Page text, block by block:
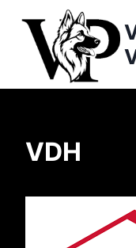
Inhalt
springen
VDH